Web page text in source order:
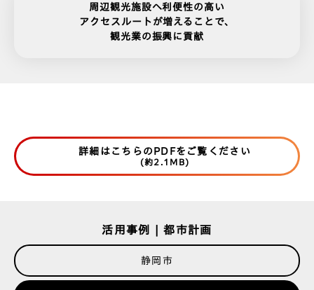
周辺観光施設へ利便性の高い
アクセスルートが増えることで、
観光業の振興に貢献
詳細はこちらのPDFをご覧ください
(約2.1MB)
活用事例 | 都市計画
静岡市